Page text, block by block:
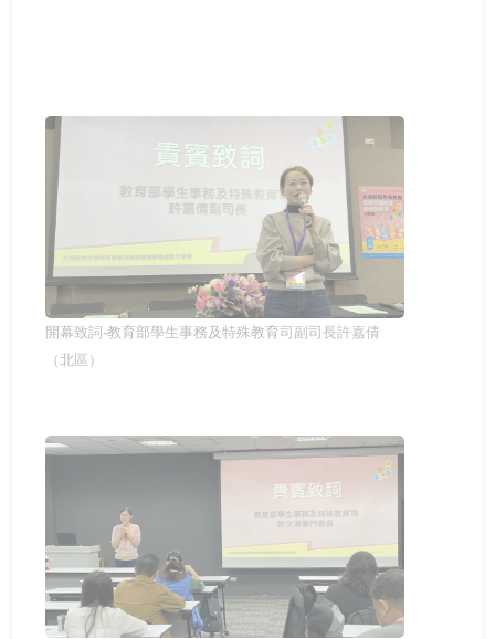
115年大專校院身心障礙學生夏令營 報名開跑~讓我們一
起青春無礙，夢想同行！
像回娘家一樣的輔導網絡— 北二區輔諮中心打造有溫度
的專業連結
實全民國防教育- 「軍事單位參訪與戶外水域安全防溺活
動」
115年度大專校院特教服務表揚 歡迎踴躍報名
坊 強化課程實踐與教學創新
打造校園最暖心的角落 義守大學諮商輔導空間升級，落
實全人教育願景
落實法治扎根生活 補助大學法律系所推動法治教育
聽見生命，回歸初心 生命教育廣播節目－「臺灣生命教
經驗
我可以改變我的人生－啟動輕度障礙大專生的自我決策
以師者先行，構築SEL友善校園生態系
台鋼技大剛圓勤儉與大學SEL
開幕致詞-教育部學生事務及特殊教育司副司長許嘉倩
（北區）